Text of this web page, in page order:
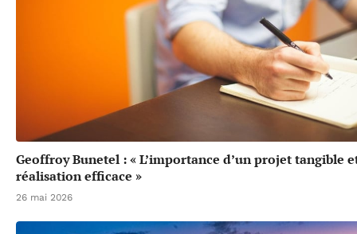
Geoffroy Bunetel : « L’importance d’un projet tangible
réalisation efficace »
26 mai 2026